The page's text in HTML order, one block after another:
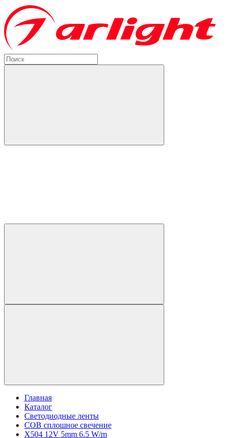
Главная
Каталог
Светодиодные ленты
COB сплошное свечение
X504 12V 5mm 6.5 W/m